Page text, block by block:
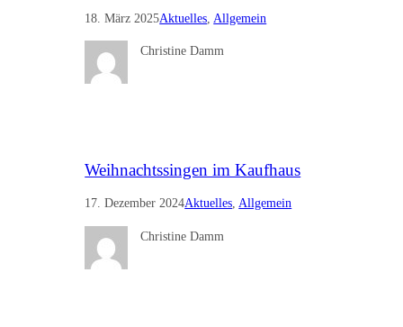
18. März 2025Aktuelles Allgemein
Christine Damm
Weihnachtssingen im Kaufhaus
17. Dezember 2024Aktuelles, Allgemein
Christine Damm